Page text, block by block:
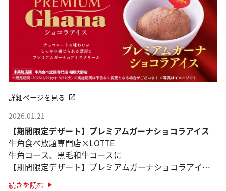
詳細ページを見る
2026.01.21
【期間限定デザート】プレミアムガーナショコラアイス
牛角食べ放題専門店×LOTTE
牛角コース、黒毛和牛コースに
【期間限定デザート】プレミアムガーナショコラアイス
登場！
続きを読む